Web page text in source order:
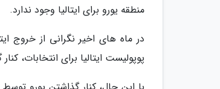
منطقه یورو برای ایتالیا وجود ندارد.
در ماه های اخیر نگرانی از خروج
پوپولیست ایتالیا برای انتخابات،